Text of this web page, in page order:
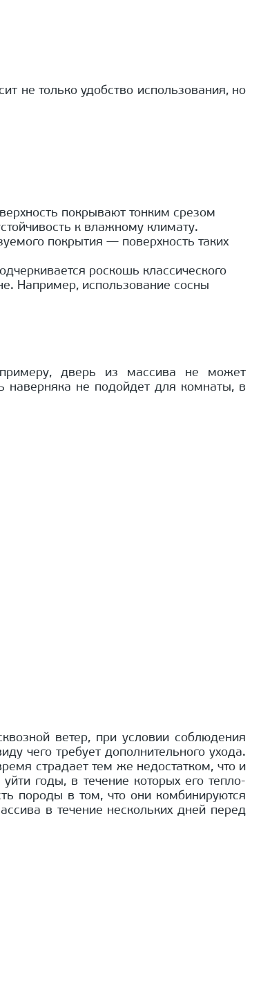
не только удобство использования, но
покрывают тонким срезом
к влажному климату.
покрытия — поверхность таких
роскошь классического
Например, использование сосны
дверь из массива не может
наверняка не подойдет для комнаты, в
ветер, при условии соблюдения
чего требует дополнительного ухода.
страдает тем же недостатком, что и
годы, в течение которых его тепло-
породы в том, что они комбинируются
в течение нескольких дней перед